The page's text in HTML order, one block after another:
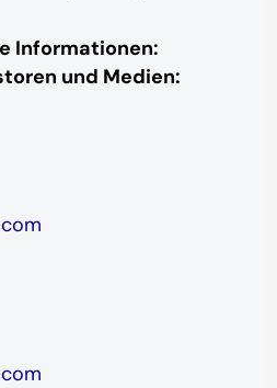
Informationen:
und Medien: